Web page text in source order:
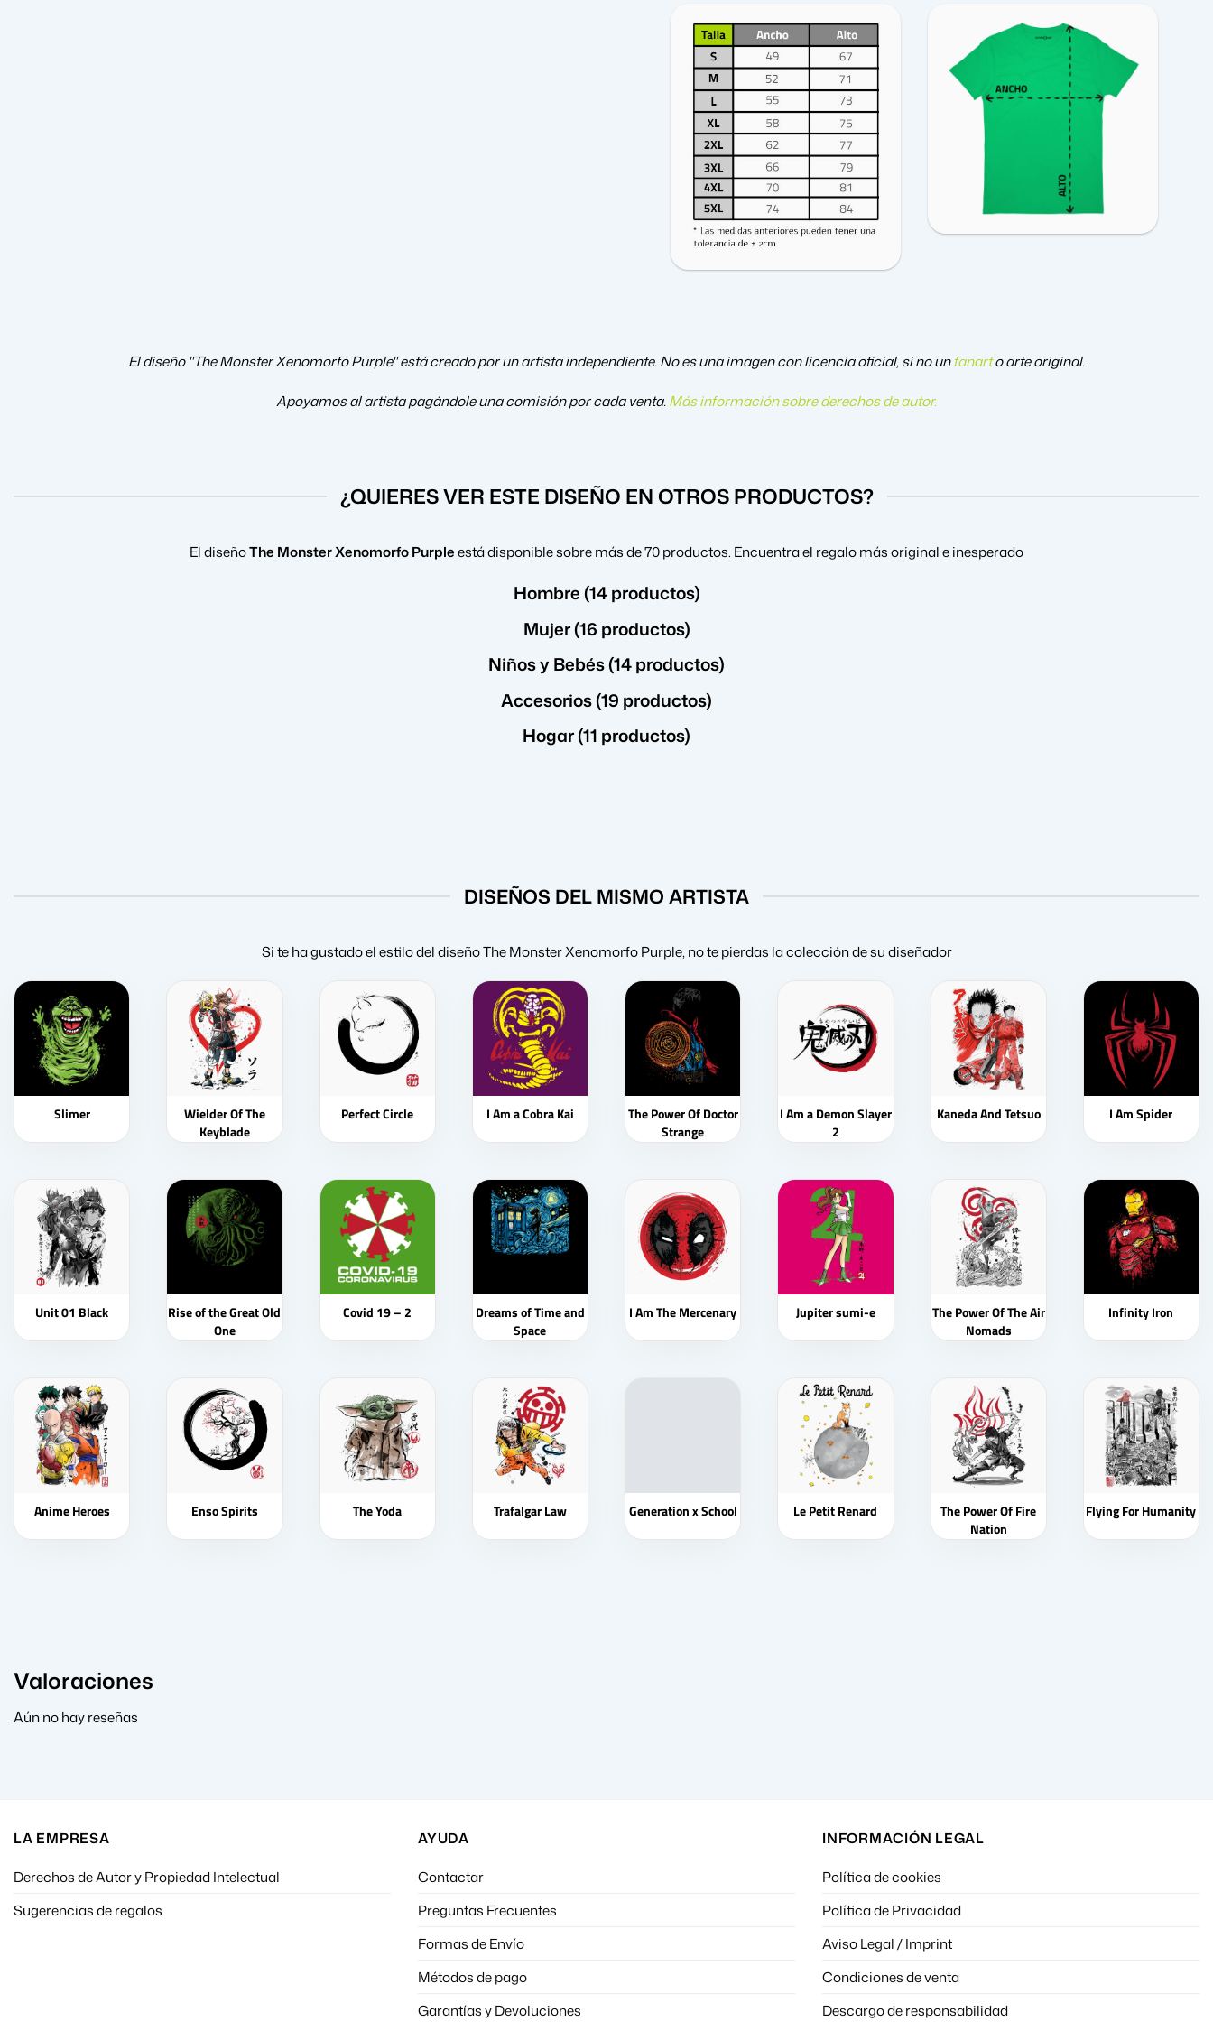
El diseño "The Monster Xenomorfo Purple" está creado por un artista independiente. No es una imagen con licencia oficial, si no unfanarto arte original.
Apoyamos al artista pagándole una comisión por cada venta.Más información sobre derechos de autor.
¿QUIERES VER ESTE DISEÑO EN OTROS PRODUCTOS?
El diseñoThe Monster Xenomorfo Purpleestá disponible sobre más de 70 productos. Encuentra el regalo más original e inesperado
Hombre (14 productos)
Mujer (16 productos)
Niños y Bebés (14 productos)
Accesorios (19 productos)
Hogar (11 productos)
DISEÑOS DEL MISMO ARTISTA
Si te ha gustado el estilo del diseño The Monster Xenomorfo Purple, no te pierdas la colección de su diseñador
Slimer
Wielder Of The
Keyblade
Perfect Circle I Am a Cobra Kai
The Power Of Doctor
Strange
I Am a Demon Slayer
2
Kaneda And Tetsuo I Am Spider
Unit 01 Black
Rise of the Great Old
One
Covid 19 – 2
Dreams of Time and
Space
I Am The Mercenary Jupiter sumi-e
The Power Of The Air
Nomads
Infinity Iron
Anime Heroes Enso Spirits The Yoda Trafalgar Law Generation x School Le Petit Renard
The Power Of Fire
Nation
Flying For Humanity
Valoraciones
Aún no hay reseñas
LA EMPRESA
Derechos de Autor y Propiedad Intelectual
Sugerencias de regalos
AYUDA
Contactar
Preguntas Frecuentes
Formas de Envío
Métodos de pago
Garantías y Devoluciones
INFORMACIÓN LEGAL
Política de cookies
Política de Privacidad
Aviso Legal / Imprint
Condiciones de venta
Descargo de responsabilidad